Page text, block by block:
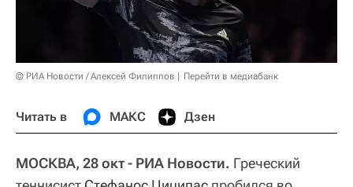
© РИА Новости / Алексей Филиппов Перейти в медиабанк
Читать в МАКС Дзен
МОСКВА, 28 окт - РИА Новости. Греческий